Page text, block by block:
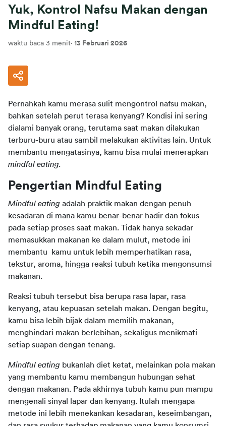
Yuk, Kontrol Nafsu Makan dengan
Mindful Eating!
waktu baca 3 menit· 13 Februari 2026
Pernahkah kamu merasa sulit mengontrol nafsu makan,
bahkan setelah perut terasa kenyang? Kondisi ini sering
dialami banyak orang, terutama saat makan dilakukan
terburu-buru atau sambil melakukan aktivitas lain. Untuk
mindful eating.
Pengertian Mindful Eating
Mindful eating adalah praktik makan dengan penuh
kesadaran di mana kamu benar-benar hadir dan fokus
pada setiap proses saat makan. Tidak hanya sekadar
memasukkan makanan ke dalam mulut, metode ini
membantu  kamu untuk lebih memperhatikan rasa,
tekstur, aroma, hingga reaksi tubuh ketika mengonsumsi
makanan.
Reaksi tubuh tersebut bisa berupa rasa lapar, rasa
kenyang, atau kepuasan setelah makan. Dengan begitu,
kamu bisa lebih bijak dalam memilih makanan,
menghindari makan berlebihan, sekaligus menikmati
setiap suapan dengan tenang.
Mindful eating bukanlah diet ketat, melainkan pola makan
yang membantu kamu membangun hubungan sehat
dengan makanan. Pada akhirnya tubuh kamu pun mampu
mengenali sinyal lapar dan kenyang. Itulah mengapa
metode ini lebih menekankan kesadaran, keseimbangan,